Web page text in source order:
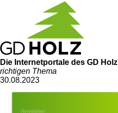
Die Internetportale des GD Holz
richtigen Thema
30.08.2023